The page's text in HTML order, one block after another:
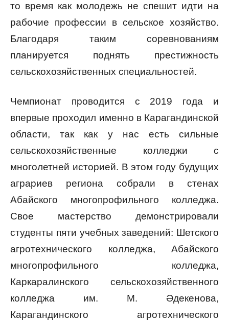
то время как мoлодежь не спешит идти на
рабочие профессии в сельское хозяйство.
Благодаря таким соревнованиям
планируется поднять престижность
сельскохозяйственных специальностей.
Чемпионат проводится с 2019 года и
впервые проходил именно в Карагандинской
области, так как у нас есть сильные
сельскохозяйственные колледжи с
многолетней историей. В этом году будущих
аграриев региона собрали в стенах
Абайского многопрофильного колледжа.
Свое мастерство демонстрировали
студенты пяти учебных заведений: Шетского
агротехнического колледжа, Абайского
многопрофильного колледжа,
Каркаралинского сельскохозяйственного
колледжа им. М. Әдекенова,
Карагандинского агротехнического